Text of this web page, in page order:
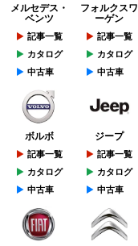
メルセデス・
ベンツ
記事一覧
カタログ
中古車
フォルクスワ
ーゲン
記事一覧
カタログ
中古車
ボルボ
記事一覧
カタログ
中古車
ジープ
記事一覧
カタログ
中古車